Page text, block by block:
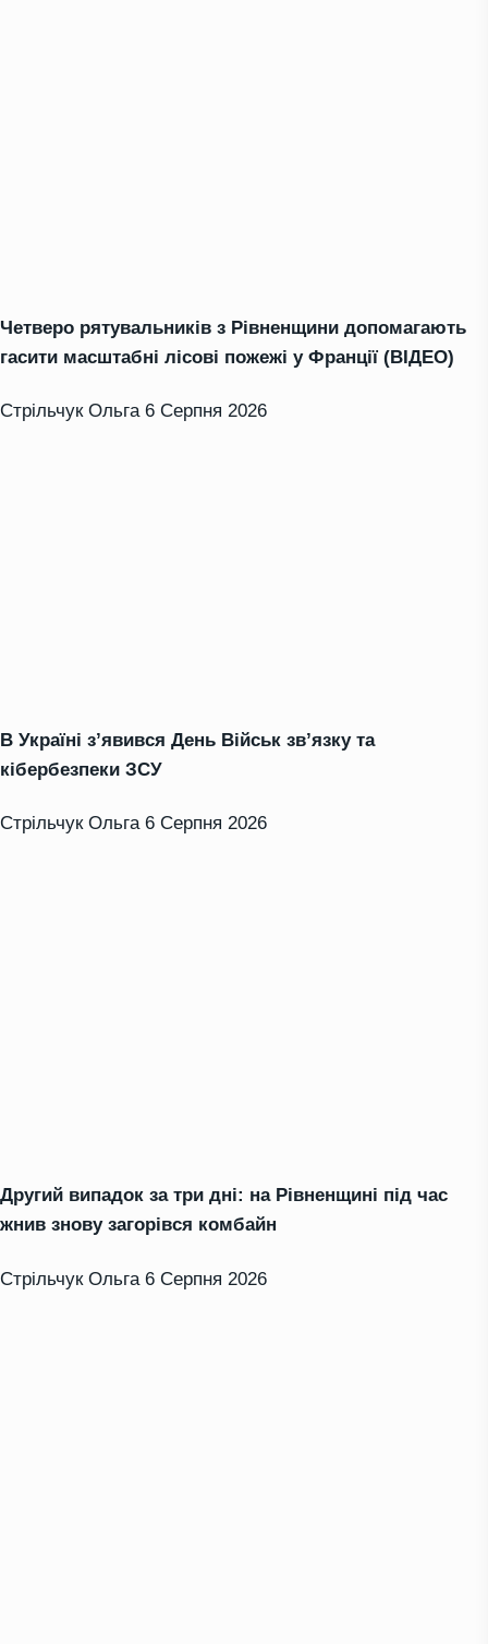
Четверо рятувальників з Рівненщини допомагають
гасити масштабні лісові пожежі у Франції (ВІДЕО)
Стрільчук Ольга 6 Серпня 2026
В Україні з’явився День Військ зв’язку та
кібербезпеки ЗСУ
Стрільчук Ольга 6 Серпня 2026
Другий випадок за три дні: на Рівненщині під час
жнив знову загорівся комбайн
Стрільчук Ольга 6 Серпня 2026